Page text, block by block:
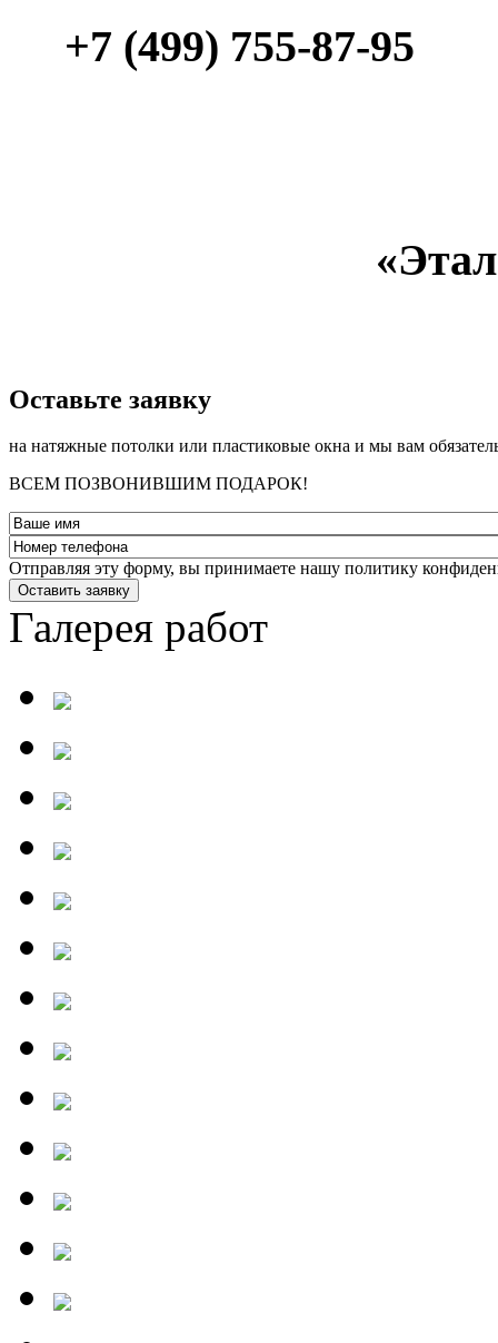
+7 (499) 755-87-95
­Оставьте заявку
на натяжные потолки или пластиковые окна и мы вам
ВСЕМ ПОЗВОНИВШИМ ПОДАРОК!
Отправляя эту форму, вы принимаете нашу политику
Оставить заявку
Галерея работ